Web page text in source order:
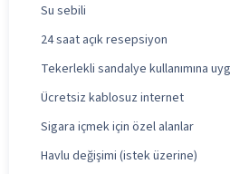
Su sebili
24 saat açık resepsiyon
Tekerlekli sandalye kullanımına
Ücretsiz kablosuz internet
Sigara içmek için özel alanlar
Havlu değişimi (istek üzerine)